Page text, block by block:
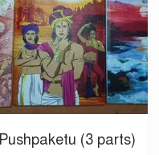
Pushpaketu (3 parts)